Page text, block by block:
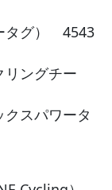
タグ） 4543
ングチー
スパワータ